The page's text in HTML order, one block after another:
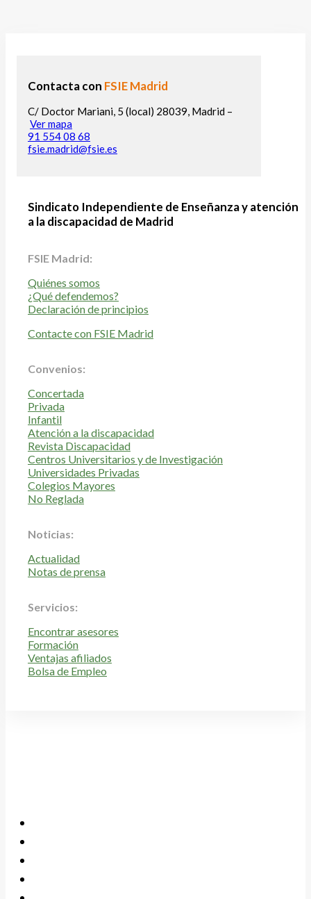
Contacta con FSIE Madrid
C/ Doctor Mariani, 5 (local) 28039, Madrid –
Ver mapa
91 554 08 68
fsie.madrid@fsie.es
Sindicato Independiente de Enseñanza y atención
a la discapacidad de Madrid
FSIE Madrid:
Quiénes somos
¿Qué defendemos?
Declaración de principios
Contacte con FSIE Madrid
Convenios:
Concertada
Privada
Infantil
Atención a la discapacidad
Revista Discapacidad
Centros Universitarios y de Investigación
Universidades Privadas
Colegios Mayores
No Reglada
Noticias:
Actualidad
Notas de prensa
Servicios:
Encontrar asesores
Formación
Ventajas afiliados
Bolsa de Empleo